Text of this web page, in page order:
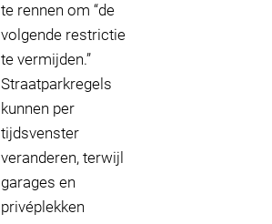
te rennen om “de
volgende restrictie
te vermijden.”
Straatparkregels
kunnen per
tijdsvenster
veranderen, terwijl
garages en
privéplekken